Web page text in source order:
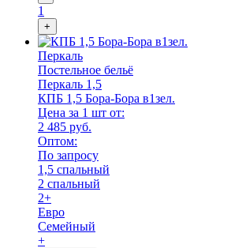
1
+
Перкаль
Постельное бельё
Перкаль 1,5
КПБ 1,5 Бора-Бора в1зел.
Цена за 1 шт от:
2 485 руб.
Оптом:
По запросу
1,5 спальный
2 спальный
2+
Евро
Семейный
+